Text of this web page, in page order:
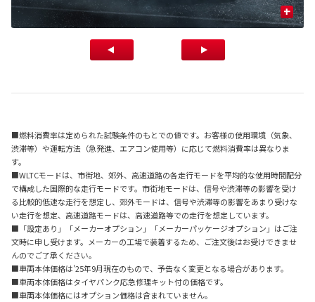
+
■燃料消費率は定められた試験条件のもとでの値です。お客様の使用環境（気象、
渋滞等）や運転方法（急発進、エアコン使用等）に応じて燃料消費率は異なりま
す。
■WLTCモードは、市街地、郊外、高速道路の各走行モードを平均的な使用時間配分
で構成した国際的な走行モードです。市街地モードは、信号や渋滞等の影響を受け
る比較的低速な走行を想定し、郊外モードは、信号や渋滞等の影響をあまり受けな
い走行を想定、高速道路モードは、高速道路等での走行を想定しています。
■「設定あり」「メーカーオプション」「メーカーパッケージオプション」はご注
文時に申し受けます。メーカーの工場で装着するため、ご注文後はお受けできませ
んのでご了承ください。
■車両本体価格は'25年9月現在のもので、予告なく変更となる場合があります。
■車両本体価格はタイヤパンク応急修理キット付の価格です。
■車両本体価格にはオプション価格は含まれていません。